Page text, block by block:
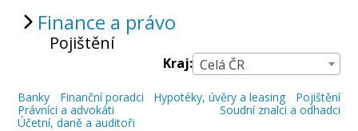
Finance a právo
Pojištění
Kraj: Celá ČR
Banky Finanční poradci Hypotéky, úvěry a leasing
Pojištění
Právníci a advokáti
Soudní znalci a odhadci
Účetní, daně a auditoři